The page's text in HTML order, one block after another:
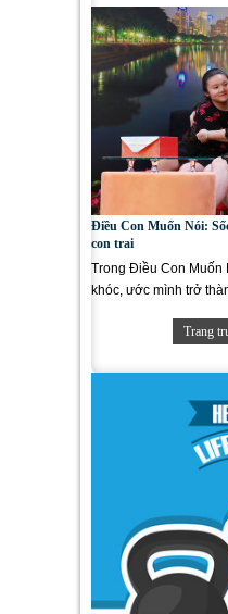
Điều Con Muốn Nói:
con trai
Trong Điều Con Muốn
khóc, ước mình trở
Trang